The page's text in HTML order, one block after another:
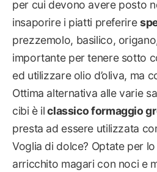
per cui devono avere posto
insaporire i piatti preferire
prezzemolo, basilico,
importante per tenere sotto
ed utilizzare olio d’oliva, ma
Ottima alternativa alle varie
cibi è ilclassico formaggio
presta ad essere utilizzata
Voglia di dolce? Optate per lo
arricchito magari con noci e